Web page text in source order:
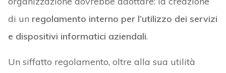
di un regolamento interno per l’utilizzo dei servizi
e dispositivi informatici aziendali.
Un siffatto regolamento, oltre alla sua utilità